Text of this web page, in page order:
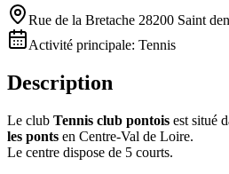
Rue de la Bretache 28200 Saint
Activité principale: Tennis
Description
Le club Tennis club pontois est situé
les ponts en Centre-Val de Loire.
Le centre dispose de 5 courts.